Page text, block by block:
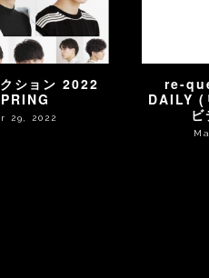
ション 2022
29, 2022
re-
DAILY (